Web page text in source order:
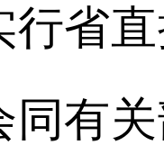
行省
同有